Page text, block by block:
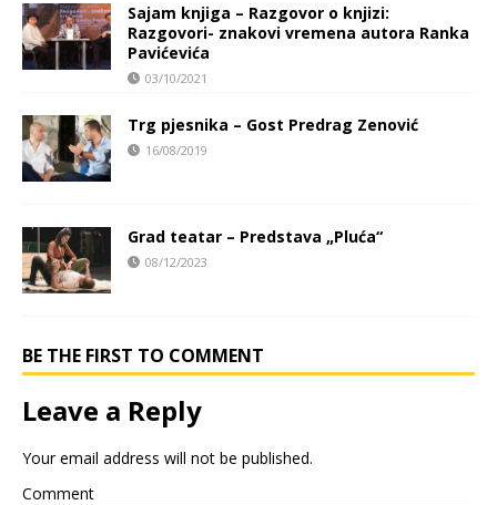
Sajam knjiga – Razgovor o knjizi:
Razgovori- znakovi vremena autora Ranka
Pavićevića
03/10/2021
Trg pjesnika – Gost Predrag Zenović
16/08/2019
Grad teatar – Predstava „Pluća“
08/12/2023
BE THE FIRST TO COMMENT
Leave a Reply
Your email address will not be published.
Comment